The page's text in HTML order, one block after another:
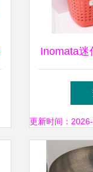
Inomata迷
更新时间：